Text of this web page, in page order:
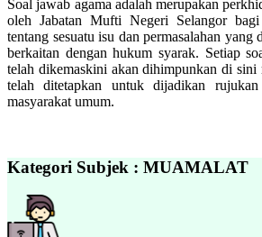
Soal jawab agama adalah merupakan
oleh Jabatan Mufti Negeri Selangor bagi
tentang sesuatu isu dan permasalahan yang
berkaitan dengan hukum syarak. Setiap
telah dikemaskini akan dihimpunkan di sini
telah ditetapkan untuk dijadikan
masyarakat umum.
Kategori Subjek : MUAMALAT